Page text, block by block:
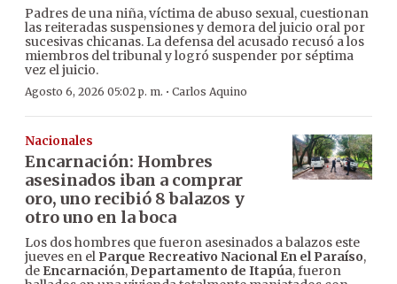
Padres de una niña, víctima de abuso sexual, cuestionan
las reiteradas suspensiones y demora del juicio oral por
sucesivas chicanas. La defensa del acusado recusó a los
miembros del tribunal y logró suspender por séptima
vez el juicio.
Agosto 6, 2026 05:02 p. m. · Carlos Aquino
Nacionales
Encarnación: Hombres
asesinados iban a comprar
oro, uno recibió 8 balazos y
otro uno en la boca
Los dos hombres que fueron asesinados a balazos este
jueves en el Parque Recreativo Nacional En el Paraíso,
de Encarnación, Departamento de Itapúa, fueron